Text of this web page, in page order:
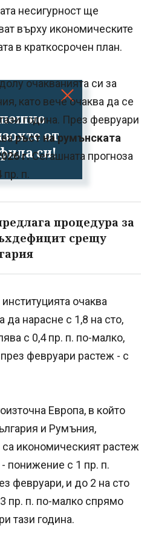
от
си!
несигурност ще
върху икономическите
в краткосрочен план.
очакванията си за
като вече очаква да се
година. През февруари
ръст на румънската
г.Сегашната прогноза
пр. п.
процедура за
срещу
очаква
нарасне с 1,8 на сто,
с 0,4 пр. п. по-малко,
февруари растеж - с
Европа, в който
и Румъния,
са икономическият растеж
понижение с 1 пр. п.
февруари, и до 2 на сто
пр. п. по-малко спрямо
тази година.